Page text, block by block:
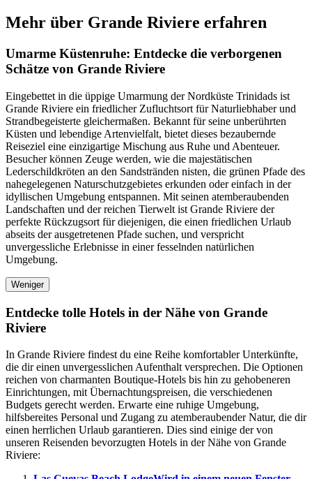
Mehr über Grande Riviere erfahren
Umarme Küstenruhe: Entdecke die verborgenen
Schätze von Grande Riviere
Eingebettet in die üppige Umarmung der Nordküste Trinidads ist
Grande Riviere ein friedlicher Zufluchtsort für Naturliebhaber und
Strandbegeisterte gleichermaßen. Bekannt für seine unberührten
Küsten und lebendige Artenvielfalt, bietet dieses bezaubernde
Reiseziel eine einzigartige Mischung aus Ruhe und Abenteuer.
Besucher können Zeuge werden, wie die majestätischen
Lederschildkröten an den Sandstränden nisten, die grünen Pfade des
nahegelegenen Naturschutzgebietes erkunden oder einfach in der
idyllischen Umgebung entspannen. Mit seinen atemberaubenden
Landschaften und der reichen Tierwelt ist Grande Riviere der
perfekte Rückzugsort für diejenigen, die einen friedlichen Urlaub
abseits der ausgetretenen Pfade suchen, und verspricht
unvergessliche Erlebnisse in einer fesselnden natürlichen
Umgebung.
Weniger
Entdecke tolle Hotels in der Nähe von Grande
Riviere
In Grande Riviere findest du eine Reihe komfortabler Unterkünfte,
die dir einen unvergesslichen Aufenthalt versprechen. Die Optionen
reichen von charmanten Boutique-Hotels bis hin zu gehobeneren
Einrichtungen, mit Übernachtungspreisen, die verschiedenen
Budgets gerecht werden. Erwarte eine ruhige Umgebung,
hilfsbereites Personal und Zugang zu atemberaubender Natur, die dir
einen herrlichen Urlaub garantieren. Dies sind einige der von
unseren Reisenden bevorzugten Hotels in der Nähe von Grande
Riviere: